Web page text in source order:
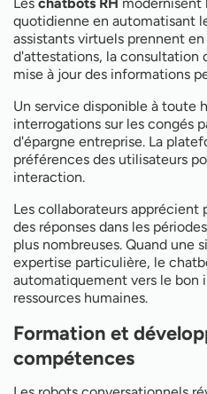
quotidienne en automatisant
assistants virtuels prennent
d'attestations, la consultation
mise à jour des informations
Un service disponible à toute
interrogations sur les congés
d'épargne entreprise. La
préférences des utilisateurs
interaction.
Les collaborateurs
des réponses dans les
plus nombreuses. Quand une
expertise particulière, le
automatiquement vers le bon
ressources humaines.
Formation et
compétences